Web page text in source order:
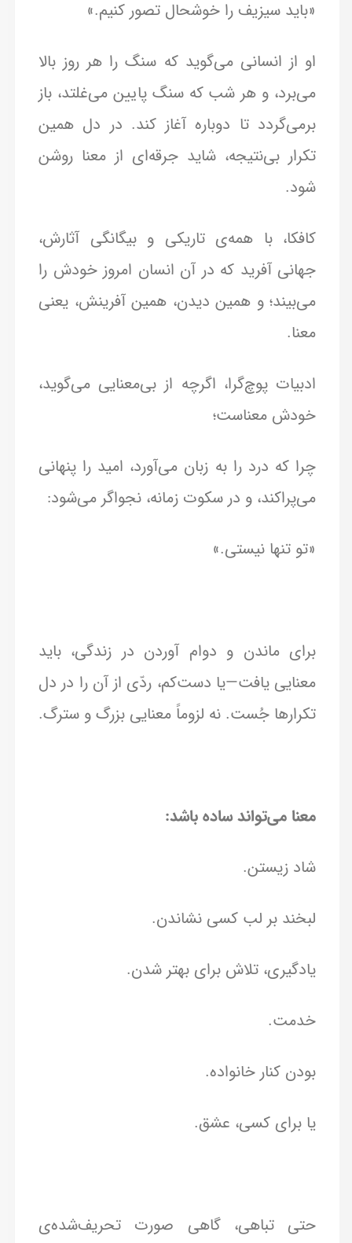
«باید سیزیف را خوشحال تصور کنیم.»
او از انسانی می‌گوید که سنگ را هر روز بالا
می‌برد، و هر شب که سنگ پایین می‌غلتد، باز
برمی‌گردد تا دوباره آغاز کند. در دل همین
تکرار بی‌نتیجه، شاید جرقه‌ای از معنا روشن
شود.
کافکا، با همه‌ی تاریکی و بیگانگی آثارش،
جهانی آفرید که در آن انسان امروز خودش را
می‌بیند؛ و همین دیدن، همین آفرینش، یعنی
معنا.
ادبیات پوچ‌گرا، اگرچه از بی‌معنایی می‌گوید،
خودش معناست؛
چرا که درد را به زبان می‌آورد، امید را پنهانی
می‌پراکند، و در سکوت زمانه، نجواگر می‌شود:
«تو تنها نیستی.»
برای ماندن و دوام آوردن در زندگی، باید
معنایی یافت—یا دست‌کم، ردّی از آن را در دل
تکرارها جُست. نه لزوماً معنایی بزرگ و سترگ.
معنا می‌تواند ساده باشد:
شاد زیستن.
لبخند بر لب کسی نشاندن.
یادگیری، تلاش برای بهتر شدن.
خدمت.
بودن کنار خانواده.
یا برای کسی، عشق.
حتی تباهی، گاهی صورت تحریف‌شده‌ی